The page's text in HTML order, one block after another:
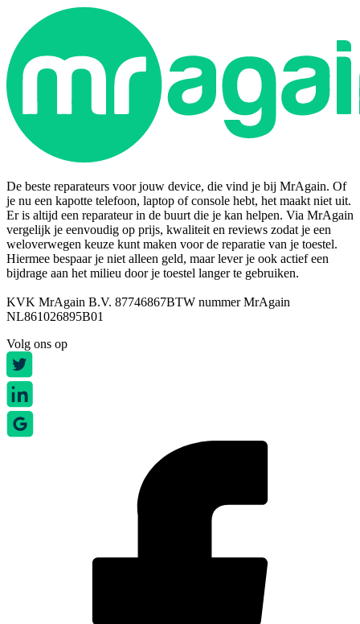
De beste reparateurs voor jouw device, die vind je bij MrAgain. Of
je nu een kapotte telefoon, laptop of console hebt, het maakt niet uit.
Er is altijd een reparateur in de buurt die je kan helpen. Via MrAgain
vergelijk je eenvoudig op prijs, kwaliteit en reviews zodat je een
weloverwegen keuze kunt maken voor de reparatie van je toestel.
Hiermee bespaar je niet alleen geld, maar lever je ook actief een
bijdrage aan het milieu door je toestel langer te gebruiken.
KVK MrAgain B.V. 87746867BTW nummer MrAgain
NL861026895B01
Volg ons op